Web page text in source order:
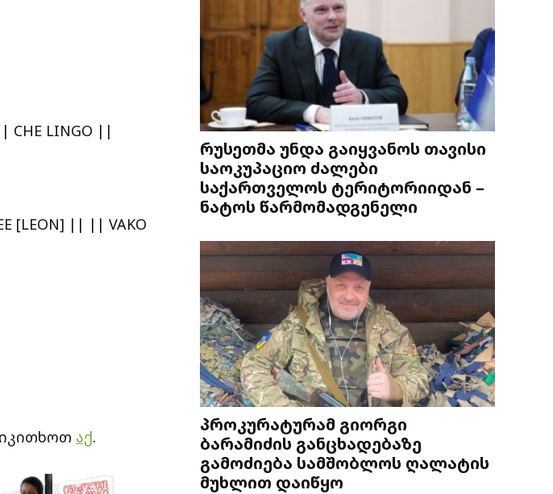
CHE LINGO ||
[LEON] || || VAKO
აქ.
რუსეთმა უნდა გაიყვანოს თავისი
საოკუპაციო ძალები
საქართველოს ტერიტორიიდან –
ნატოს წარმომადგენელი
პროკურატურამ გიორგი
ბარამიძის განცხადებაზე
გამოძიება სამშობლოს ღალატის
მუხლით დაიწყო